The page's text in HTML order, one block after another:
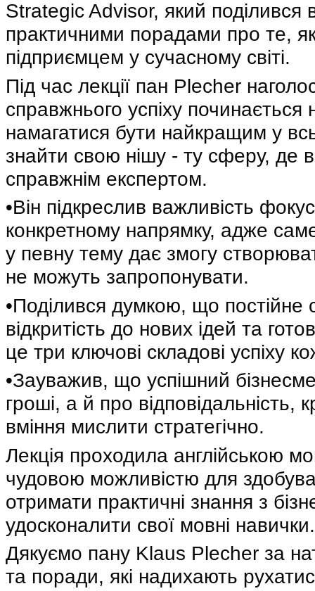
Strategic Advisor, який поділився
практичними порадами про те,
підприємцем у сучасному світі.
Під час лекції пан Plecher
справжнього успіху
намагатися бути найкращим у
знайти свою нішу - ту сферу, де
справжнім експертом.
•Він підкреслив важливість
конкретному напрямку, адже
у певну тему дає змогу
не можуть запропонувати.
•Поділився думкою, що постійне
відкритість до нових ідей та
це три ключові складові успіху
•Зауважив, що успішний
гроші, а й про відповідальність,
вміння мислити стратегічно.
Лекція проходила англійською
чудовою можливістю для
отримати практичні знання з
удосконалити свої мовні навички.
Дякуємо пану Klaus Plecher за
та поради, які надихають